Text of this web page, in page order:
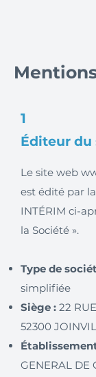
1
Éditeur
Le site web
est édité par
INTÉRIM ci-
la Société ».
Type de
simplifiée
Siège : 22
52300
GENERAL DE